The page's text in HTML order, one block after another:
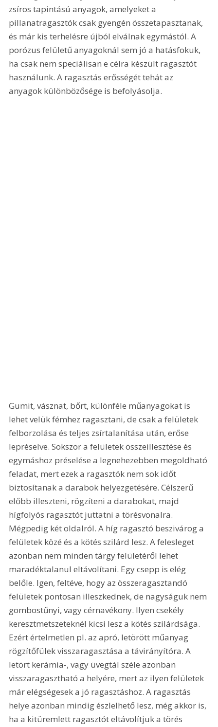
zsíros tapintású anyagok, amelyeket a
pillanatragasztók csak gyengén összetapasztanak,
és már kis terhelésre újból elválnak egymástól. A
porózus felületű anyagoknál sem jó a hatásfokuk,
ha csak nem speciálisan e célra készült ragasztót
használunk. A ragasztás erősségét tehát az
anyagok különbözősége is befolyásolja.
Gumit, vásznat, bőrt, különféle műanyagokat is
lehet velük fémhez ragasztani, de csak a felületek
felborzolása és teljes zsírtalanítása után, erőse
lepréselve. Sokszor a felületek összeillesztése és
egymáshoz préselése a legnehezebben megoldható
feladat, mert ezek a ragasztók nem sok időt
biztosítanak a darabok helyezgetésére. Célszerű
előbb illeszteni, rögzíteni a darabokat, majd
hígfolyós ragasztót juttatni a törésvonalra.
Mégpedig két oldalról. A híg ragasztó beszivárog a
felületek közé és a kötés szilárd lesz. A felesleget
azonban nem minden tárgy felületéről lehet
maradéktalanul eltávolítani. Egy csepp is elég
belőle. Igen, feltéve, hogy az összeragasztandó
felületek pontosan illeszkednek, de nagyságuk nem
gombostűnyi, vagy cérnavékony. Ilyen csekély
keresztmetszeteknél kicsi lesz a kötés szilárdsága.
Ezért értelmetlen pl. az apró, letörött műanyag
rögzítőfülek visszaragasztása a távirányítóra. A
letört kerámia-, vagy üvegtál széle azonban
visszaragasztható a helyére, mert az ilyen felületek
már elégségesek a jó ragasztáshoz. A ragasztás
helye azonban mindig észlelhető lesz, még akkor is,
ha a kitüremlett ragasztót eltávolítjuk a törés